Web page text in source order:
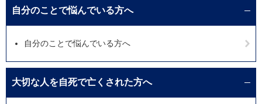
自分のことで悩んでいる方へ
自分のことで悩んでいる方へ
大切な人を自死で亡くされた方へ